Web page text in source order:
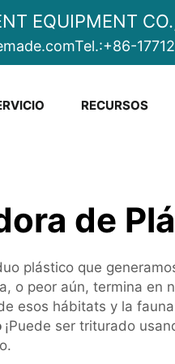
EQUIPMENT
Tel.:+86-
RECURSOS
de
plástico que
o peor aún, termina en
esos hábitats y la
¡Puede ser triturado